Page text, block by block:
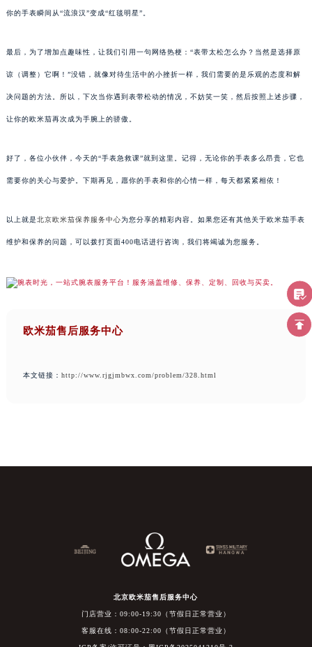
你的手表瞬间从“流浪汉”变成“红毯明星”。
最后，为了增加点趣味性，让我们引用一句网络热梗：“表带太松怎么办？当然是选择原
谅（调整）它啊！”没错，就像对待生活中的小挫折一样，我们需要的是乐观的态度和解
决问题的方法。所以，下次当你遇到表带松动的情况，不妨笑一笑，然后按照上述步骤，
让你的欧米茄再次成为手腕上的骄傲。
好了，各位小伙伴，今天的“手表急救课”就到这里。记得，无论你的手表多么昂贵，它也
需要你的关心与爱护。下期再见，愿你的手表和你的心情一样，每天都紧紧相依！
以上就是北京欧米茄保养服务中心为您分享的精彩内容。如果您还有其他关于欧米茄手表
维护和保养的问题，可以拨打页面400电话进行咨询，我们将竭诚为您服务。
欧米茄售后服务中心
本文链接： http://www.rjgjmbwx.com/problem/328.html
北京欧米茄售后服务中心
门店营业：09:00-19:30（节假日正常营业）
客服在线：08:00-22:00（节假日正常营业）